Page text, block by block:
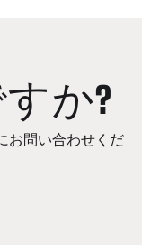
か?
お問い合わせくだ